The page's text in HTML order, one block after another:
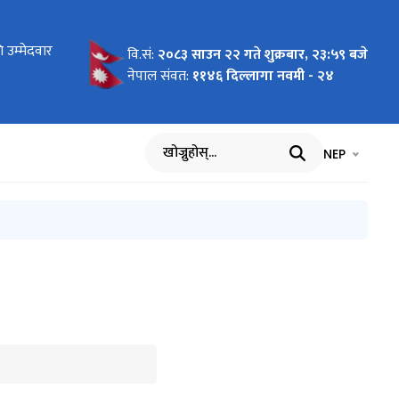
उम्मेदवार
लागि नाम
लागि नाम
विवरण
१००
वि.सं: २०८३ साउन २२ गते शुक्रबार, २३:५९ बजे
नेपाल संवत: ११४६ दिल्लागा नवमी - २४
खोज्नुहोस् भाषा चयन
NEP